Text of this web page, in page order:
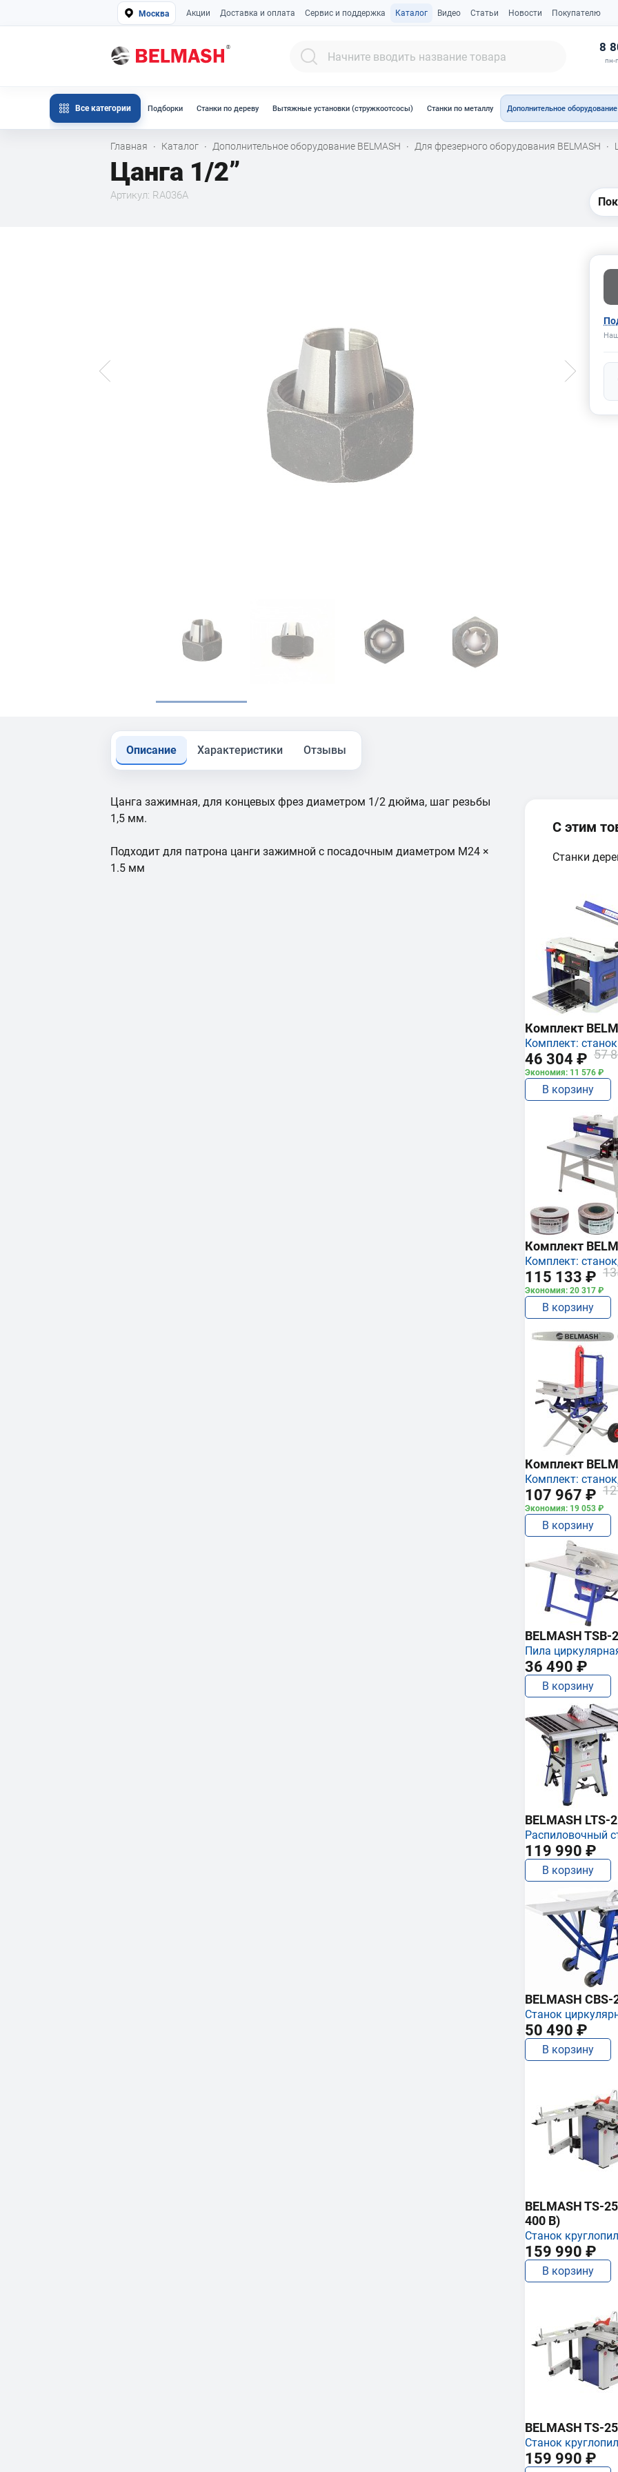
Москва Акции Доставка и оплата Сервис и поддержка Каталог Видео Статьи Новости Покупателю
8
пн-
Все категории Подборки Станки по дереву Вытяжные установки (стружкоотсосы) Станки по металлу Дополнительное оборудование
Главная · Каталог · Дополнительное оборудование BELMASH · Для фрезерного оборудования BELMASH ·
Цанга 1/2”
Артикул: RA036A
Описание Характеристики Отзывы
Цанга зажимная, для концевых фрез диаметром 1/2 дюйма, шаг резьбы
1,5 мм.
Подходит для патрона цанги зажимной с посадочным диаметром M24 ×
1.5 мм
С этим
Станки
Комплект
Комплект:
46 304 ₽ 57
Экономия: 11 576 ₽
В корзину
Комплект
Комплект:
115 133 ₽
Экономия: 20 317 ₽
В корзину
Комплект
Комплект:
107 967 ₽
Экономия: 19 053 ₽
В корзину
BELMASH TSB-
Пила
36 490 ₽
В корзину
BELMASH LTS-
Распиловочный
119 990 ₽
В корзину
BELMASH CBS-
Станок
50 490 ₽
В корзину
BELMASH TS-
400 В)
Станок
159 990 ₽
В корзину
BELMASH TS-
Станок
159 990 ₽